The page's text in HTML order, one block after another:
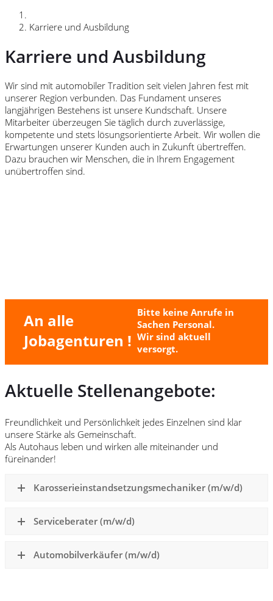
Karriere und Ausbildung
Karriere und Ausbildung
Wir sind mit automobiler Tradition seit vielen Jahren fest mit
unserer Region verbunden. Das Fundament unseres
langjährigen Bestehens ist unsere Kundschaft. Unsere
Mitarbeiter überzeugen Sie täglich durch zuverlässige,
kompetente und stets lösungsorientierte Arbeit. Wir wollen die
Erwartungen unserer Kunden auch in Zukunft übertreffen.
Dazu brauchen wir Menschen, die in Ihrem Engagement
unübertroffen sind.
An alle
Jobagenturen !
Bitte keine Anrufe in
Sachen Personal.
Wir sind aktuell
versorgt.
Aktuelle Stellenangebote:
Freundlichkeit und Persönlichkeit jedes Einzelnen sind klar
unsere Stärke als Gemeinschaft.
Als Autohaus leben und wirken alle miteinander und
füreinander!
Karosserieinstandsetzungsmechaniker (m/w/d)
Serviceberater (m/w/d)
Automobilverkäufer (m/w/d)